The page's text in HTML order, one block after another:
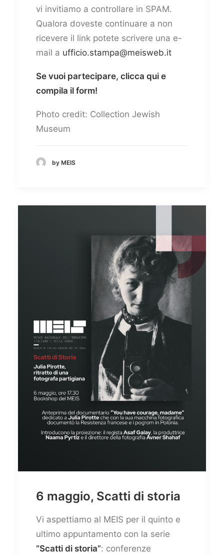
vi invitiamo a controllare in SPAM.
Qualora doveste continuare a non
ricevere il link potete scrivere una e-
mail a ufficio.stampa@meisweb.it
Se vuoi partecipare, clicca qui e
compila il form!
Photo credit: Collection Jewish
Museum
by MEIS
6 maggio, Scatti di storia
Vi aspettiamo al MEIS per il quinto e
ultimo appuntamento con la serie
“Scatti di storia”: conferenze